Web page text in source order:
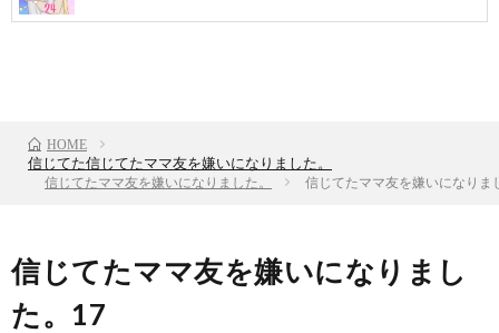
HOME
信じてた信じてたママ友を嫌いになりました。
信じてたママ友を嫌いになりました。 信じてたママ友を嫌いになりま
信じてたママ友を嫌いになりまし
た。17